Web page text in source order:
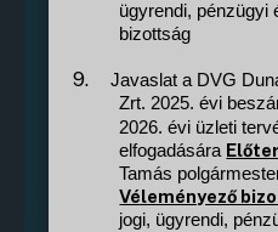
ügyrendi, pénzügyi
bizottság
9.
Javaslat a DVG
Zrt. 2025. évi
2026. évi üzleti
elfogadására
Tamás
Véleményező
jogi, ügyrendi,